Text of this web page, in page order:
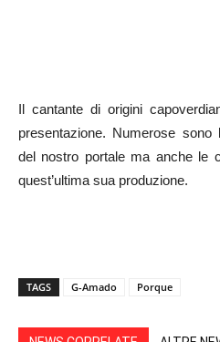
Il cantante di origini
presentazione. Numerose sono
del nostro portale ma anche le
quest’ultima sua produzione.
TAGS G-Amado Porque